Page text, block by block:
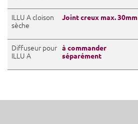
Detail profil
Dessin en coupe profil pour
maçonnerie
Contrôler les arêtes
Texte de la soumission
ILLU A cloison
sèche
Joint creux max. 30mm
Detail profil
Dessin en coupe pour cloison sèche
Contrôler les arêtes
Diffuseur pour
ILLU A
à commander
séparément